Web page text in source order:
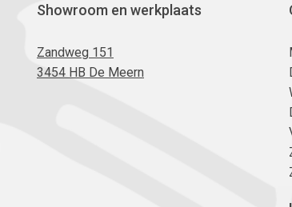
Showroom en werkplaats
Zandweg 151
3454 HB De Meern